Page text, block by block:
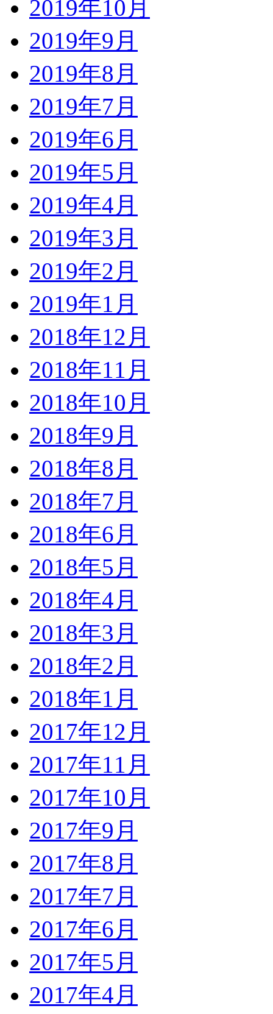
2019年10月
2019年9月
2019年8月
2019年7月
2019年6月
2019年5月
2019年4月
2019年3月
2019年2月
2019年1月
2018年12月
2018年11月
2018年10月
2018年9月
2018年8月
2018年7月
2018年6月
2018年5月
2018年4月
2018年3月
2018年2月
2018年1月
2017年12月
2017年11月
2017年10月
2017年9月
2017年8月
2017年7月
2017年6月
2017年5月
2017年4月